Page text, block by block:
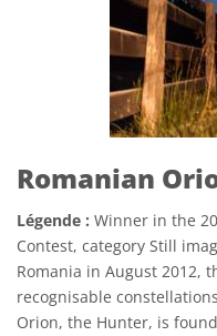
Romanian
Légende : Winner in the
Contest, category Still
Romania in August 2012,
recognisable
Orion, the Hunter, is